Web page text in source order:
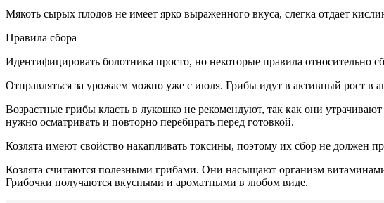
Мякоть сырых плодов не имеет ярко выраженного вкуса, слегка отдает
Правила сбора
Идентифицировать болотника просто, но некоторые правила относительно
Отправляться за урожаем можно уже с июля. Грибы идут в активный рост в
Возрастные грибы класть в лукошко не рекомендуют, так как они
нужно осматривать и повторно перебирать перед готовкой.
Козлята имеют свойство накапливать токсины, поэтому их сбор не должен
Козлята считаются полезными грибами. Они насыщают организм
Грибочки получаются вкусными и ароматными в любом виде.